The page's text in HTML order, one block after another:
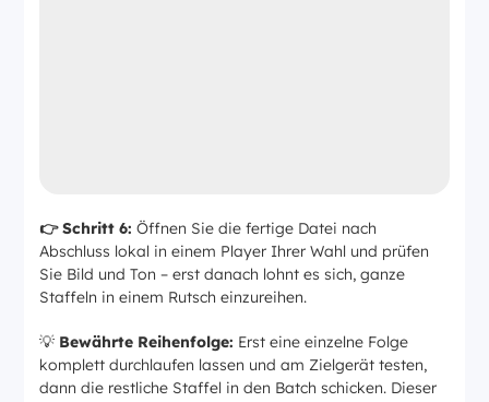
👉 Schritt 6: Öffnen Sie die fertige Datei nach
Abschluss lokal in einem Player Ihrer Wahl und prüfen
Sie Bild und Ton – erst danach lohnt es sich, ganze
Staffeln in einem Rutsch einzureihen.
💡 Bewährte Reihenfolge: Erst eine einzelne Folge
komplett durchlaufen lassen und am Zielgerät testen,
dann die restliche Staffel in den Batch schicken. Dieser